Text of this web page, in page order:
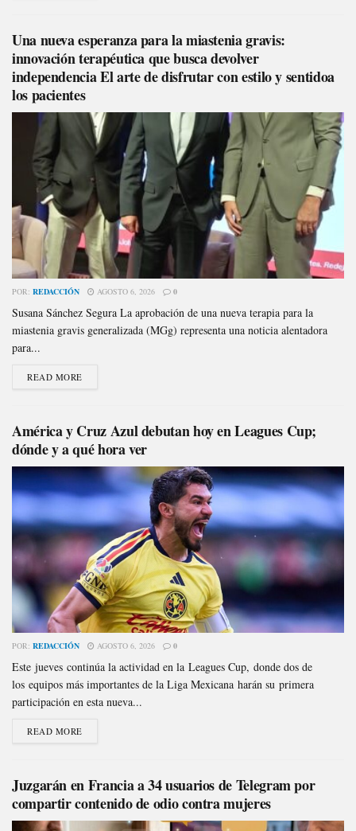
Una nueva esperanza para la miastenia gravis:
innovación terapéutica que busca devolver
independencia El arte de disfrutar con estilo y sentidoa
los pacientes
POR: REDACCIÓN AGOSTO 6, 2026 0
Susana Sánchez Segura La aprobación de una nueva terapia para la
miastenia gravis generalizada (MGg) representa una noticia alentadora
para...
READ MORE
América y Cruz Azul debutan hoy en Leagues Cup;
dónde y a qué hora ver
POR: REDACCIÓN AGOSTO 6, 2026 0
Este jueves continúa la actividad en la Leagues Cup, donde dos de
los equipos más importantes de la Liga Mexicana harán su primera
participación en esta nueva...
READ MORE
Juzgarán en Francia a 34 usuarios de Telegram por
compartir contenido de odio contra mujeres